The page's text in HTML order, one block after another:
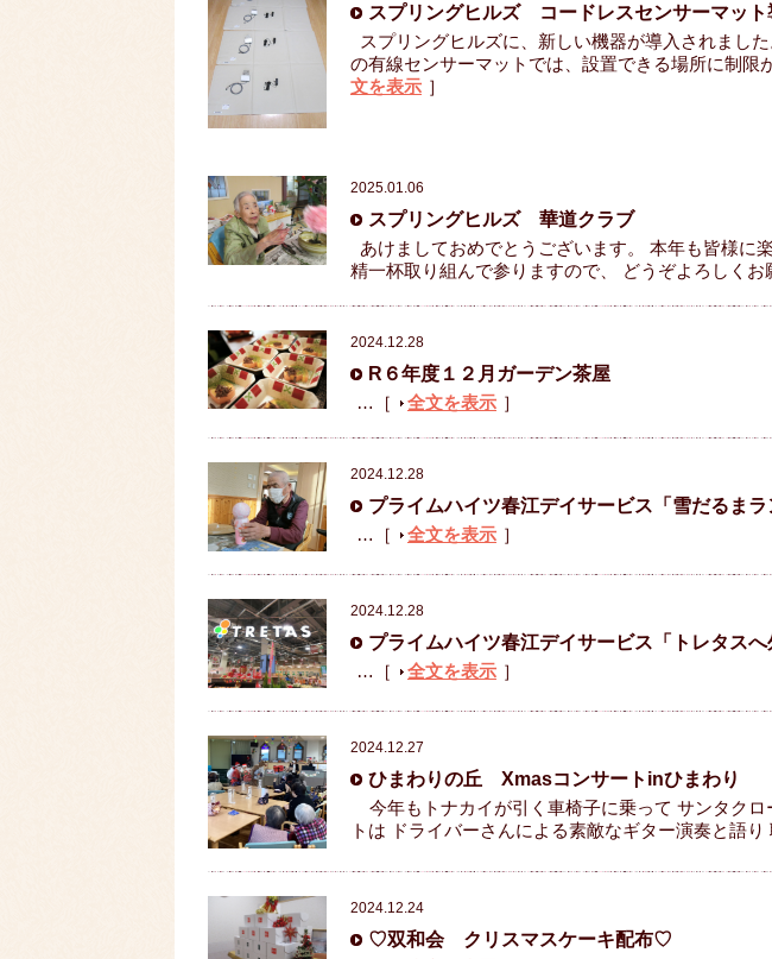
スプリングヒルズ コードレスセンサーマット
スプリングヒルズに、新しい機器が導入されま
の有線センサーマットでは、設置できる場所に制限
文を表示 ］
2025.01.06
スプリングヒルズ 華道クラブ
あけましておめでとうございます。 本年も皆様に
精一杯取り組んで参りますので、 どうぞよろしく
2024.12.28
R６年度１２月ガーデン茶屋
…［ 全文を表示 ］
2024.12.28
プライムハイツ春江デイサービス「雪だるまラ
…［ 全文を表示 ］
2024.12.28
プライムハイツ春江デイサービス「トレタスへ
…［ 全文を表示 ］
2024.12.27
ひまわりの丘 Xmasコンサートinひまわり
今年もトナカイが引く車椅子に乗って サンタク
トは ドライバーさんによる素敵なギター演奏と語り
2024.12.24
♡双和会 クリスマスケーキ配布♡